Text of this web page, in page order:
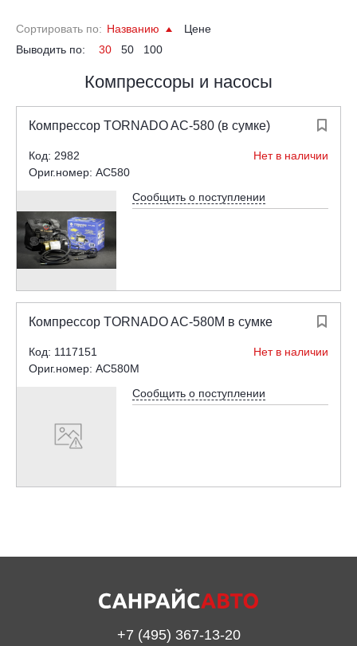
Сортировать по: Названию
Цене
Выводить по:
30 50 100
Компрессоры и насосы

Компрессор TORNADO AC-580 (в сумке)
Код: 2982
Нет в наличии
Ориг.номер: AC580
Сообщить о поступлении

Компрессор TORNADO AC-580М в сумке
Код: 1117151
Нет в наличии
Ориг.номер: AC580M
Сообщить о поступлении
+7 (495) 367-13-20